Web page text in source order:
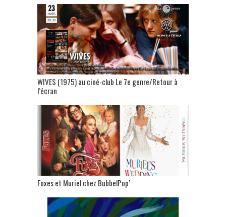
WIVES (1975) au ciné-club Le 7e genre/Retour à
l’écran
Foxes et Muriel chez BubbelPop’